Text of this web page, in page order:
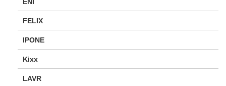
FELIX
IPONE
Kixx
LAVR